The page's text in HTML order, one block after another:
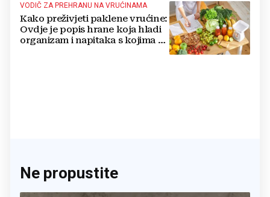
VODIČ ZA PREHRANU NA VRUĆINAMA
Kako preživjeti paklene vrućine:
Ovdje je popis hrane koja hladi
organizam i napitaka s kojima si
Ne propustite